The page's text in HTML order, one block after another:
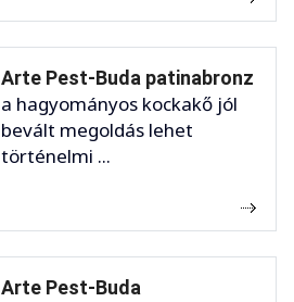
Arte Pest-Buda patinabronz
a hagyományos kockakő jól
bevált megoldás lehet
történelmi ...
Arte Pest-Buda